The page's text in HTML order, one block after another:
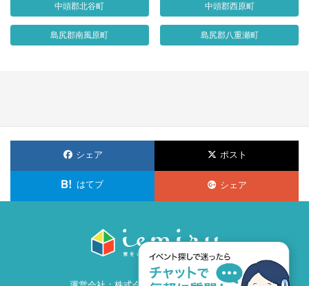
中頭郡北谷町 中頭郡西原町
島尻郡南風原町 島尻郡八重瀬町
シェア ポスト
はてブ シェア